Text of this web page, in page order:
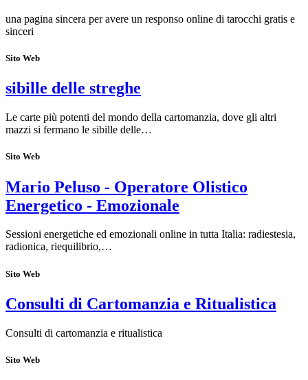
una pagina sincera per avere un responso online di tarocchi gratis e
sinceri
Sito Web
sibille delle streghe
Le carte più potenti del mondo della cartomanzia, dove gli altri
mazzi si fermano le sibille delle…
Sito Web
Mario Peluso - Operatore Olistico
Energetico - Emozionale
Sessioni energetiche ed emozionali online in tutta Italia: radiestesia,
radionica, riequilibrio,…
Sito Web
Consulti di Cartomanzia e Ritualistica
Consulti di cartomanzia e ritualistica
Sito Web